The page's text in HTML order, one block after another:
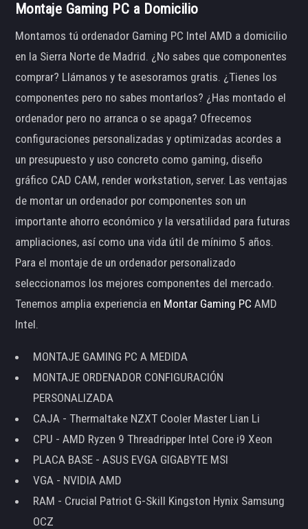
Montaje Gaming PC a Domicilio
Montamos tú ordenador Gaming PC Intel AMD a domicilio
en la Sierra Norte de Madrid. ¿No sabes que componentes
comprar? Llámanos y te asesoramos gratis. ¿Tienes los
componentes pero no sabes montarlos? ¿Has montado el
ordenador pero no arranca o se apaga? Ofrecemos
configuraciones personalizadas y optimizadas acordes a
un presupuesto y uso concreto como gaming, diseño
gráfico CAD CAM, render workstation, server. Las ventajas
de montar un ordenador por componentes son un
importante ahorro económico y la versatilidad para futuras
ampliaciones, así como una vida útil de mínimo 5 años.
Para el montaje de un ordenador personalizado
seleccionamos los mejores componentes del mercado.
Tenemos amplia experiencia en Montar Gaming PC AMD
Intel.
MONTAJE GAMING PC A MEDIDA
MONTAJE ORDENADOR CONFIGURACIÓN
PERSONALIZADA
CAJA - Thermaltake NZXT Cooler Master Lian Li
CPU - AMD Ryzen 9 Threadripper Intel Core i9 Xeon
PLACA BASE - ASUS EVGA GIGABYTE MSI
VGA - NVIDIA AMD
RAM - Crucial Patriot G-Skill Kingston Hynix Samsung
OCZ